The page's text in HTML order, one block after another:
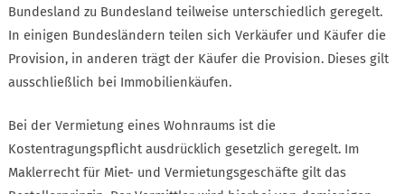
Bundesland zu Bundesland teilweise unterschiedlich geregelt.
In einigen Bundesländern teilen sich Verkäufer und Käufer die
Provision, in anderen trägt der Käufer die Provision. Dieses gilt
ausschließlich bei Immobilienkäufen.
Bei der Vermietung eines Wohnraums ist die
Kostentragungspflicht ausdrücklich gesetzlich geregelt. Im
Maklerrecht für Miet- und Vermietungsgeschäfte gilt das